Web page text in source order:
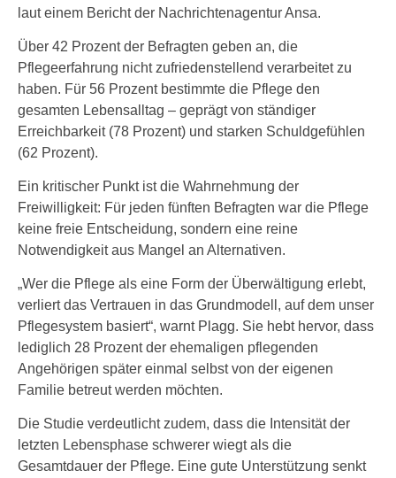
laut einem Bericht der Nachrichtenagentur Ansa.
Über 42 Prozent der Befragten geben an, die
Pflegeerfahrung nicht zufriedenstellend verarbeitet zu
haben. Für 56 Prozent bestimmte die Pflege den
gesamten Lebensalltag – geprägt von ständiger
Erreichbarkeit (78 Prozent) und starken Schuldgefühlen
(62 Prozent).
Ein kritischer Punkt ist die Wahrnehmung der
Freiwilligkeit: Für jeden fünften Befragten war die Pflege
keine freie Entscheidung, sondern eine reine
Notwendigkeit aus Mangel an Alternativen.
„Wer die Pflege als eine Form der Überwältigung erlebt,
verliert das Vertrauen in das Grundmodell, auf dem unser
Pflegesystem basiert“, warnt Plagg. Sie hebt hervor, dass
lediglich 28 Prozent der ehemaligen pflegenden
Angehörigen später einmal selbst von der eigenen
Familie betreut werden möchten.
Die Studie verdeutlicht zudem, dass die Intensität der
letzten Lebensphase schwerer wiegt als die
Gesamtdauer der Pflege. Eine gute Unterstützung senkt